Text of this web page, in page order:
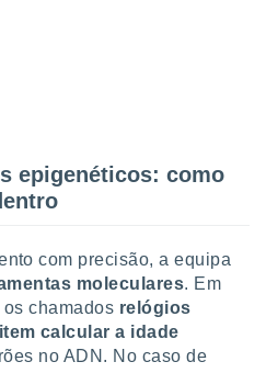
epigenéticos: como
com precisão, a equipa
moleculares. Em
chamados relógios
calcular a idade
no ADN. No caso de